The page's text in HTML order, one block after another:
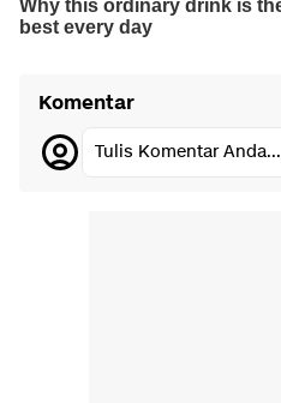
Komentar
Tulis Komentar Anda...